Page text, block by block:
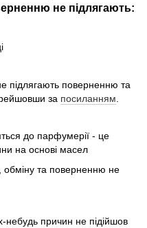
не підлягають:
підлягають поверненню та
за посиланням.
до парфумерії - це
на основі масел
обміну та поверненню не
причин не підійшов